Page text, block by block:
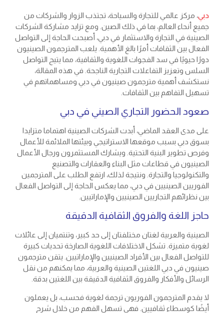
دبي، مركز عالمي للتجارة والسياحة، تجتذب الزوار والشركات من
جميع أنحاء العالم، بما في ذلك الصين. ومع تزايد مشاركة الشركات
الصينية في التجارة والاستثمار في دبي، أصبحت الحاجة إلى التواصل
الفعال بين الثقافات أمرًا بالغ الأهمية. يلعب المترجمون الصينيون
دورًا حيويًا في سد الفجوات اللغوية والثقافية، مما يتيح التواصل
السلس وتعزيز التفاعلات التجارية الناجحة. في هذه المقالة،
نستكشف أهمية مترجمون صينيون في دبي ومساهماتهم في
تسهيل التفاهم بين الثقافات.
صعود الحضور التجاري الصيني في دبي
على مدى العقد الماضي، أبدت الشركات الصينية اهتماما متزايدا
بسوق دبي بسبب موقعها الاستراتيجي وبيئتها الملائمة للأعمال
وفرص تطوير البنية التحتية. ويشارك المستثمرون ورجال الأعمال
الصينيون في قطاعات مثل البناء والعقارات والتصنيع
والتكنولوجيا والتجارة. ونتيجة لذلك، ارتفع الطلب على المترجمين
الفوريين الصينيين في دبي، مما يعكس الحاجة إلى التواصل الفعال
بين نظرائهم التجاريين الصينيين والإماراتيين.
حاجز اللغة والفروق الثقافية الدقيقة
الصينية والعربية لغتان مختلفتان إلى حد كبير، وتنتميان إلى عائلات
لغوية متميزة. تشكل الاختلافات اللغوية الصارخة تحديات كبيرة
للتواصل الفعال بين الأفراد الصينيين والإماراتيين. يتقن مترجمون
صينيون في دبي اللغتين الصينية والعربية، مما يمكنهم من نقل
الرسائل والأفكار والفروق الثقافية الدقيقة بين اللغتين بدقة.
لا يقدم المترجمون الفوريون ترجمة لغوية فحسب، بل يعملون
أيضًا كوسطاء ثقافيين. فهي تسهل الفهم من خلال شرح